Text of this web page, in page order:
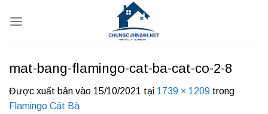
qua
mat-bang-flamingo-cat-ba-cat-co-2-8
Được xuất bản vào 15/10/2021 tại 1739 × 1209 trong
Flamingo Cát Bà